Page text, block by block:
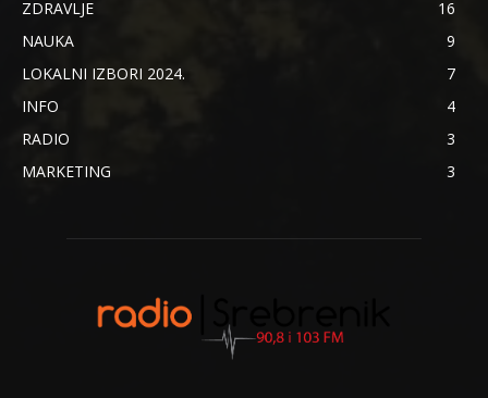
ZDRAVLJE
16
NAUKA
9
LOKALNI IZBORI 2024.
7
INFO
4
RADIO
3
MARKETING
3